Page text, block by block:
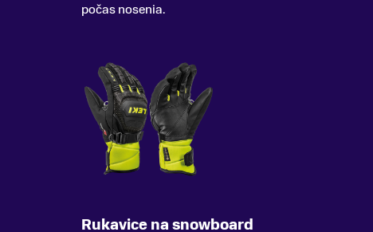
počas nosenia.
Rukavice na snowboard